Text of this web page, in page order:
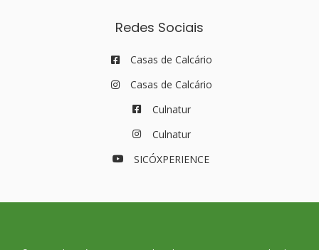
Redes Sociais
Casas de Calcário
Casas de Calcário
Culnatur
Culnatur
SICÓXPERIENCE